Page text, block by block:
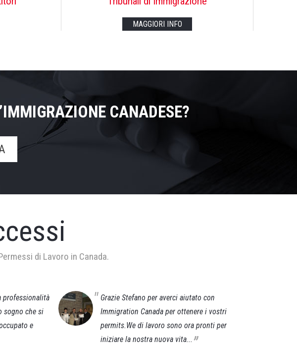
MAGGIORI INFO
CANADESE?
di Lavoro in Canada.
professionalità
sogno che si
e
Grazie Stefano per averci aiutato con
Immigration Canada per ottenere i vostri
permits.We di lavoro sono ora pronti per
iniziare la nostra nuova vita... „